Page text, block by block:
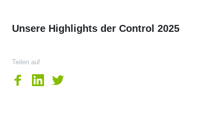
Unsere Highlights der Control 2025
Teilen auf